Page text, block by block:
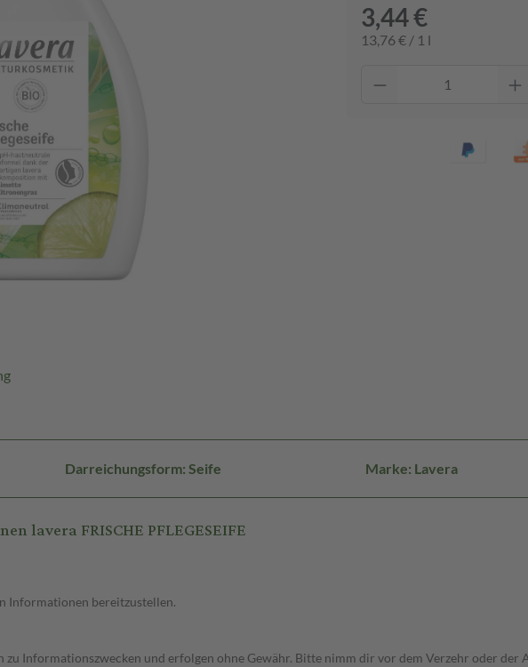
3,44 €
13,76 € / 1 l
Darreichungsform: Seife Marke: Lavera
lavera FRISCHE PFLEGESEIFE
Informationen bereitzustellen.
zu Informationszwecken und erfolgen ohne Gewähr. Bitte nimm dir vor dem Verzehr oder